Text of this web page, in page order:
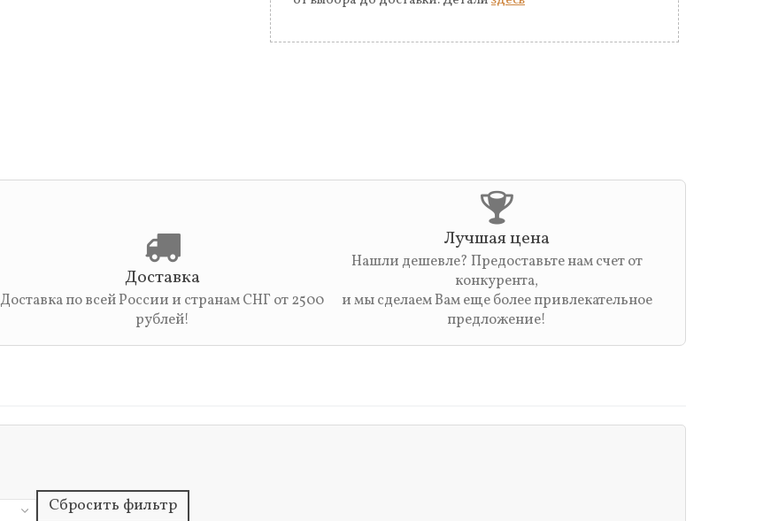
Доставка
Доставка по всей России и странам СНГ от 2500
рублей!
Лучшая цена
Нашли дешевле? Предоставьте нам счет от
конкурента,
и мы сделаем Вам еще более привлекательное
предложение!
Сбросить фильтр